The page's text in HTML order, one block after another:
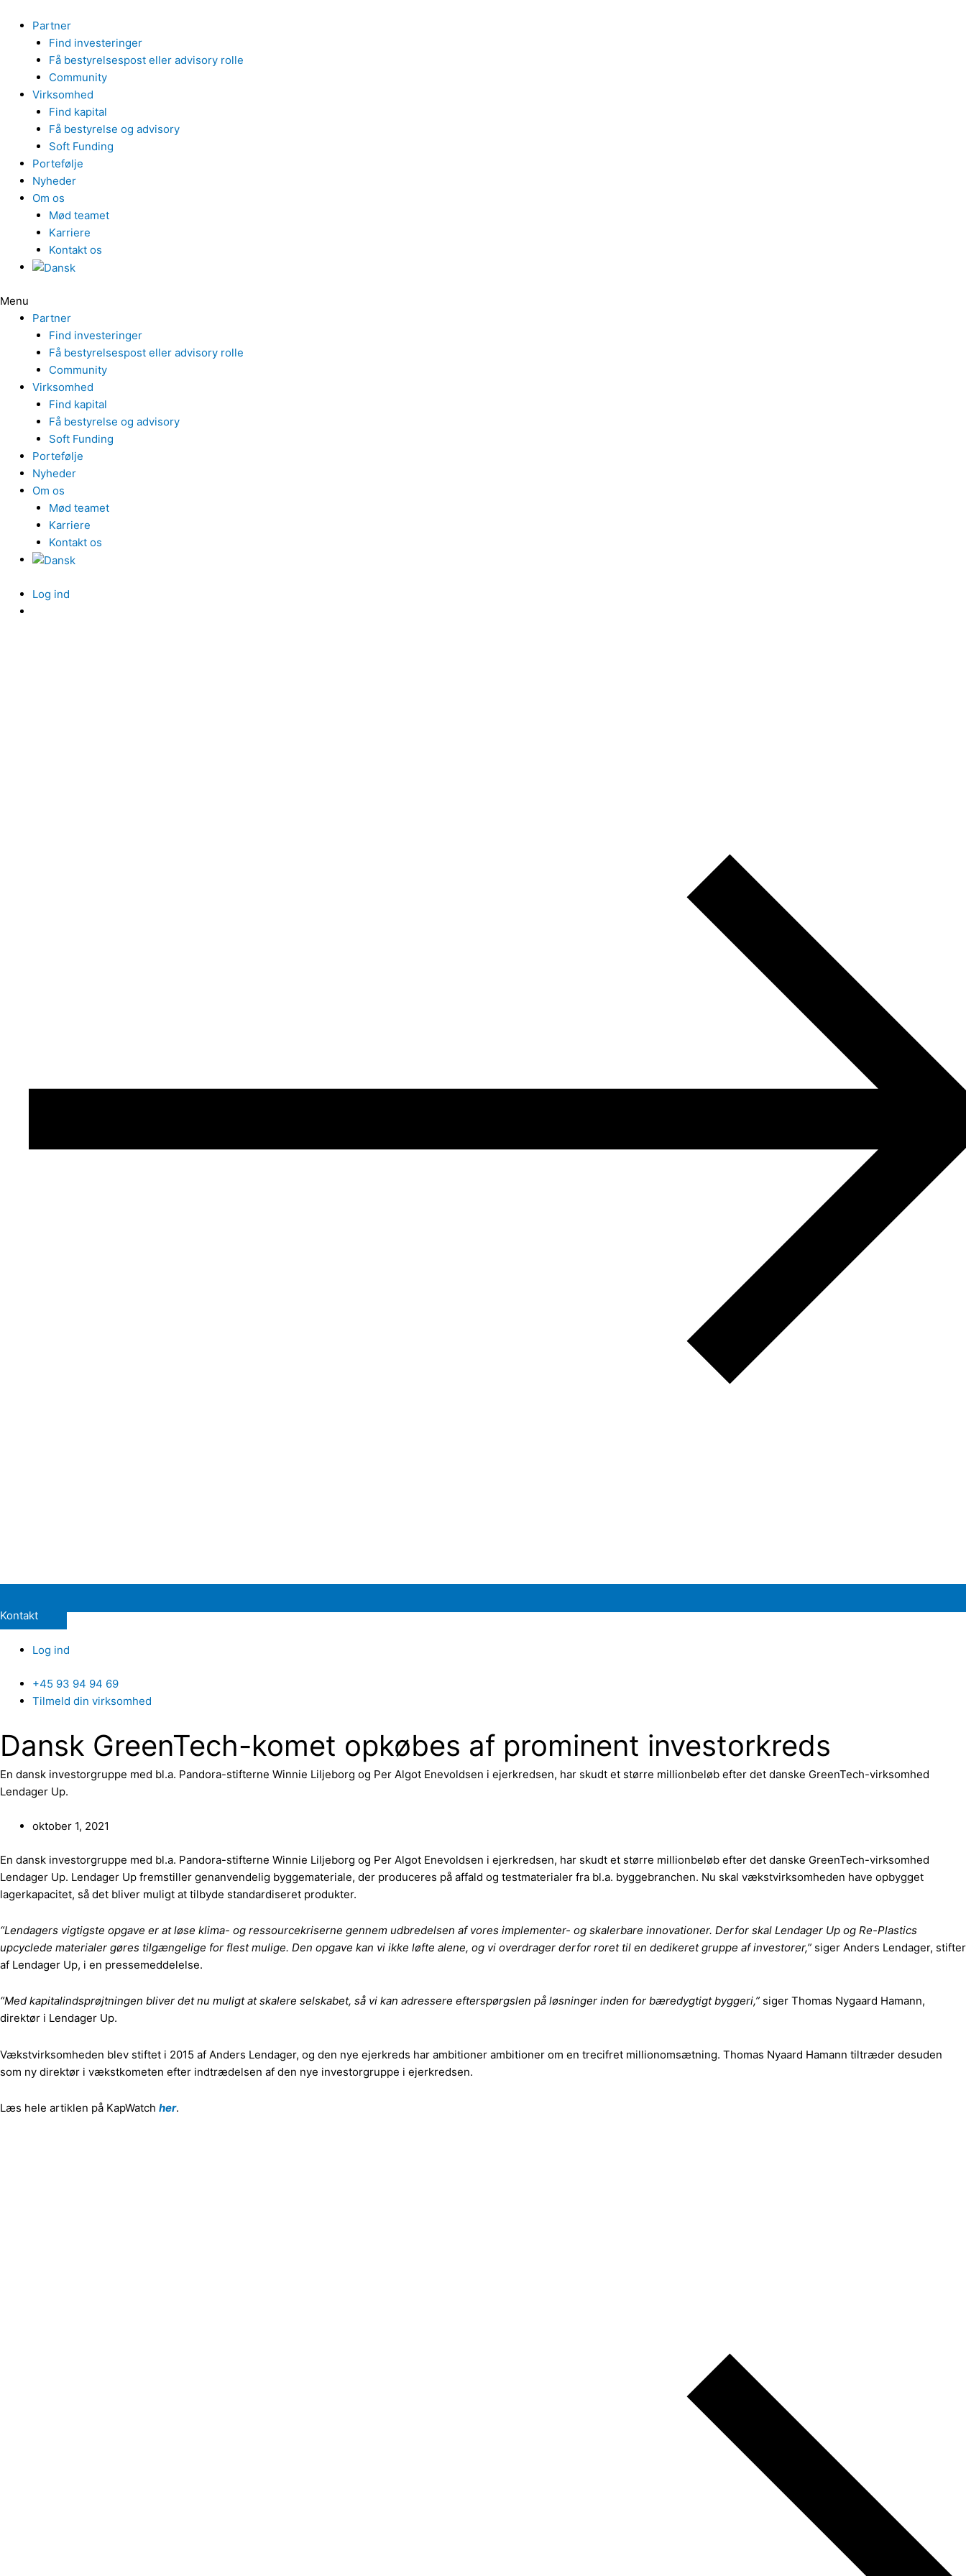
indholdet
Partner
Find investeringer
Få bestyrelsespost eller advisory rolle
Community
Virksomhed
Find kapital
Få bestyrelse og advisory
Soft Funding
Portefølje
Nyheder
Om os
Mød teamet
Karriere
Kontakt os
Menu
Partner
Find investeringer
Få bestyrelsespost eller advisory rolle
Community
Virksomhed
Find kapital
Få bestyrelse og advisory
Soft Funding
Portefølje
Nyheder
Om os
Mød teamet
Karriere
Kontakt os
Log ind
Kontakt
Log ind
+45 93 94 94 69
Tilmeld din virksomhed
Dansk GreenTech-komet opkøbes af prominent investorkreds
En dansk investorgruppe med bl.a. Pandora-stifterne Winnie Liljeborg og Per Algot Enevoldsen i ejerkredsen, har skudt et større millionbeløb efter det danske GreenTech-virksomhed
Lendager Up.
oktober 1, 2021
En dansk investorgruppe med bl.a. Pandora-stifterne Winnie Liljeborg og Per Algot Enevoldsen i ejerkredsen, har skudt et større millionbeløb efter det danske GreenTech-virksomhed
Lendager Up. Lendager Up fremstiller genanvendelig byggemateriale, der produceres på affald og testmaterialer fra bl.a. byggebranchen. Nu skal vækstvirksomheden have opbygget
lagerkapacitet, så det bliver muligt at tilbyde standardiseret produkter.
“Lendagers vigtigste opgave er at løse klima- og ressourcekriserne gennem udbredelsen af vores implementer- og skalerbare innovationer. Derfor skal Lendager Up og Re-Plastics
upcyclede materialer gøres tilgængelige for flest mulige. Den opgave kan vi ikke løfte alene, og vi overdrager derfor roret til en dedikeret gruppe af investorer,” siger Anders Lendager, stifter
af Lendager Up, i en pressemeddelelse.
“Med kapitalindsprøjtningen bliver det nu muligt at skalere selskabet, så vi kan adressere efterspørgslen på løsninger inden for bæredygtigt byggeri,” siger Thomas Nygaard Hamann,
direktør i Lendager Up.
Vækstvirksomheden blev stiftet i 2015 af Anders Lendager, og den nye ejerkreds har ambitioner ambitioner om en trecifret millionomsætning. Thomas Nyaard Hamann tiltræder desuden
som ny direktør i vækstkometen efter indtrædelsen af den nye investorgruppe i ejerkredsen.
Læs hele artiklen på KapWatch her.